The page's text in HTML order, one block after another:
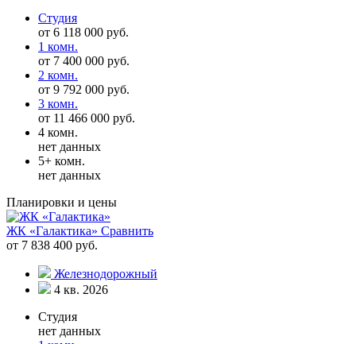
Студия
от 6 118 000 руб.
1 комн.
от 7 400 000 руб.
2 комн.
от 9 792 000 руб.
3 комн.
от 11 466 000 руб.
4 комн.
нет данных
5+ комн.
нет данных
Планировки и цены
ЖК «Галактика» Сравнить
от 7 838 400 руб.
Железнодорожный
4 кв. 2026
Студия
нет данных